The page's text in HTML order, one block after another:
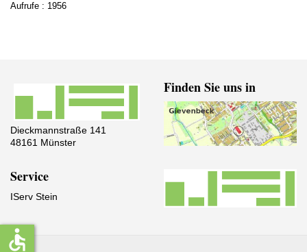
Aufrufe : 1956
Dieckmannstraße 141
48161 Münster
Finden Sie uns in
Service
IServ Stein
accessible